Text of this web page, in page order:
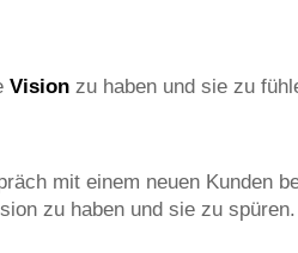
Visionzu haben und sie zu
mit einem neuen Kunden
zu haben und sie zu